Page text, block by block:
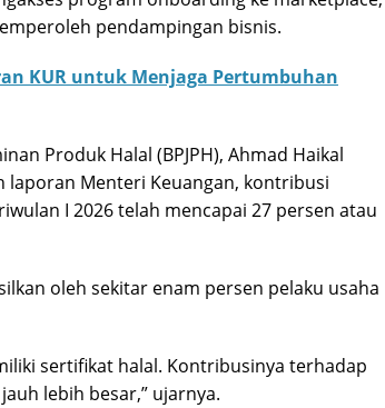
pendampingan bisnis.
KUR untuk Menjaga Pertumbuhan
Produk Halal (BPJPH), Ahmad Haikal
laporan Menteri Keuangan, kontribusi
I 2026 telah mencapai 27 persen atau
oleh sekitar enam persen pelaku usaha
sertifikat halal. Kontribusinya terhadap
lebih besar,” ujarnya.